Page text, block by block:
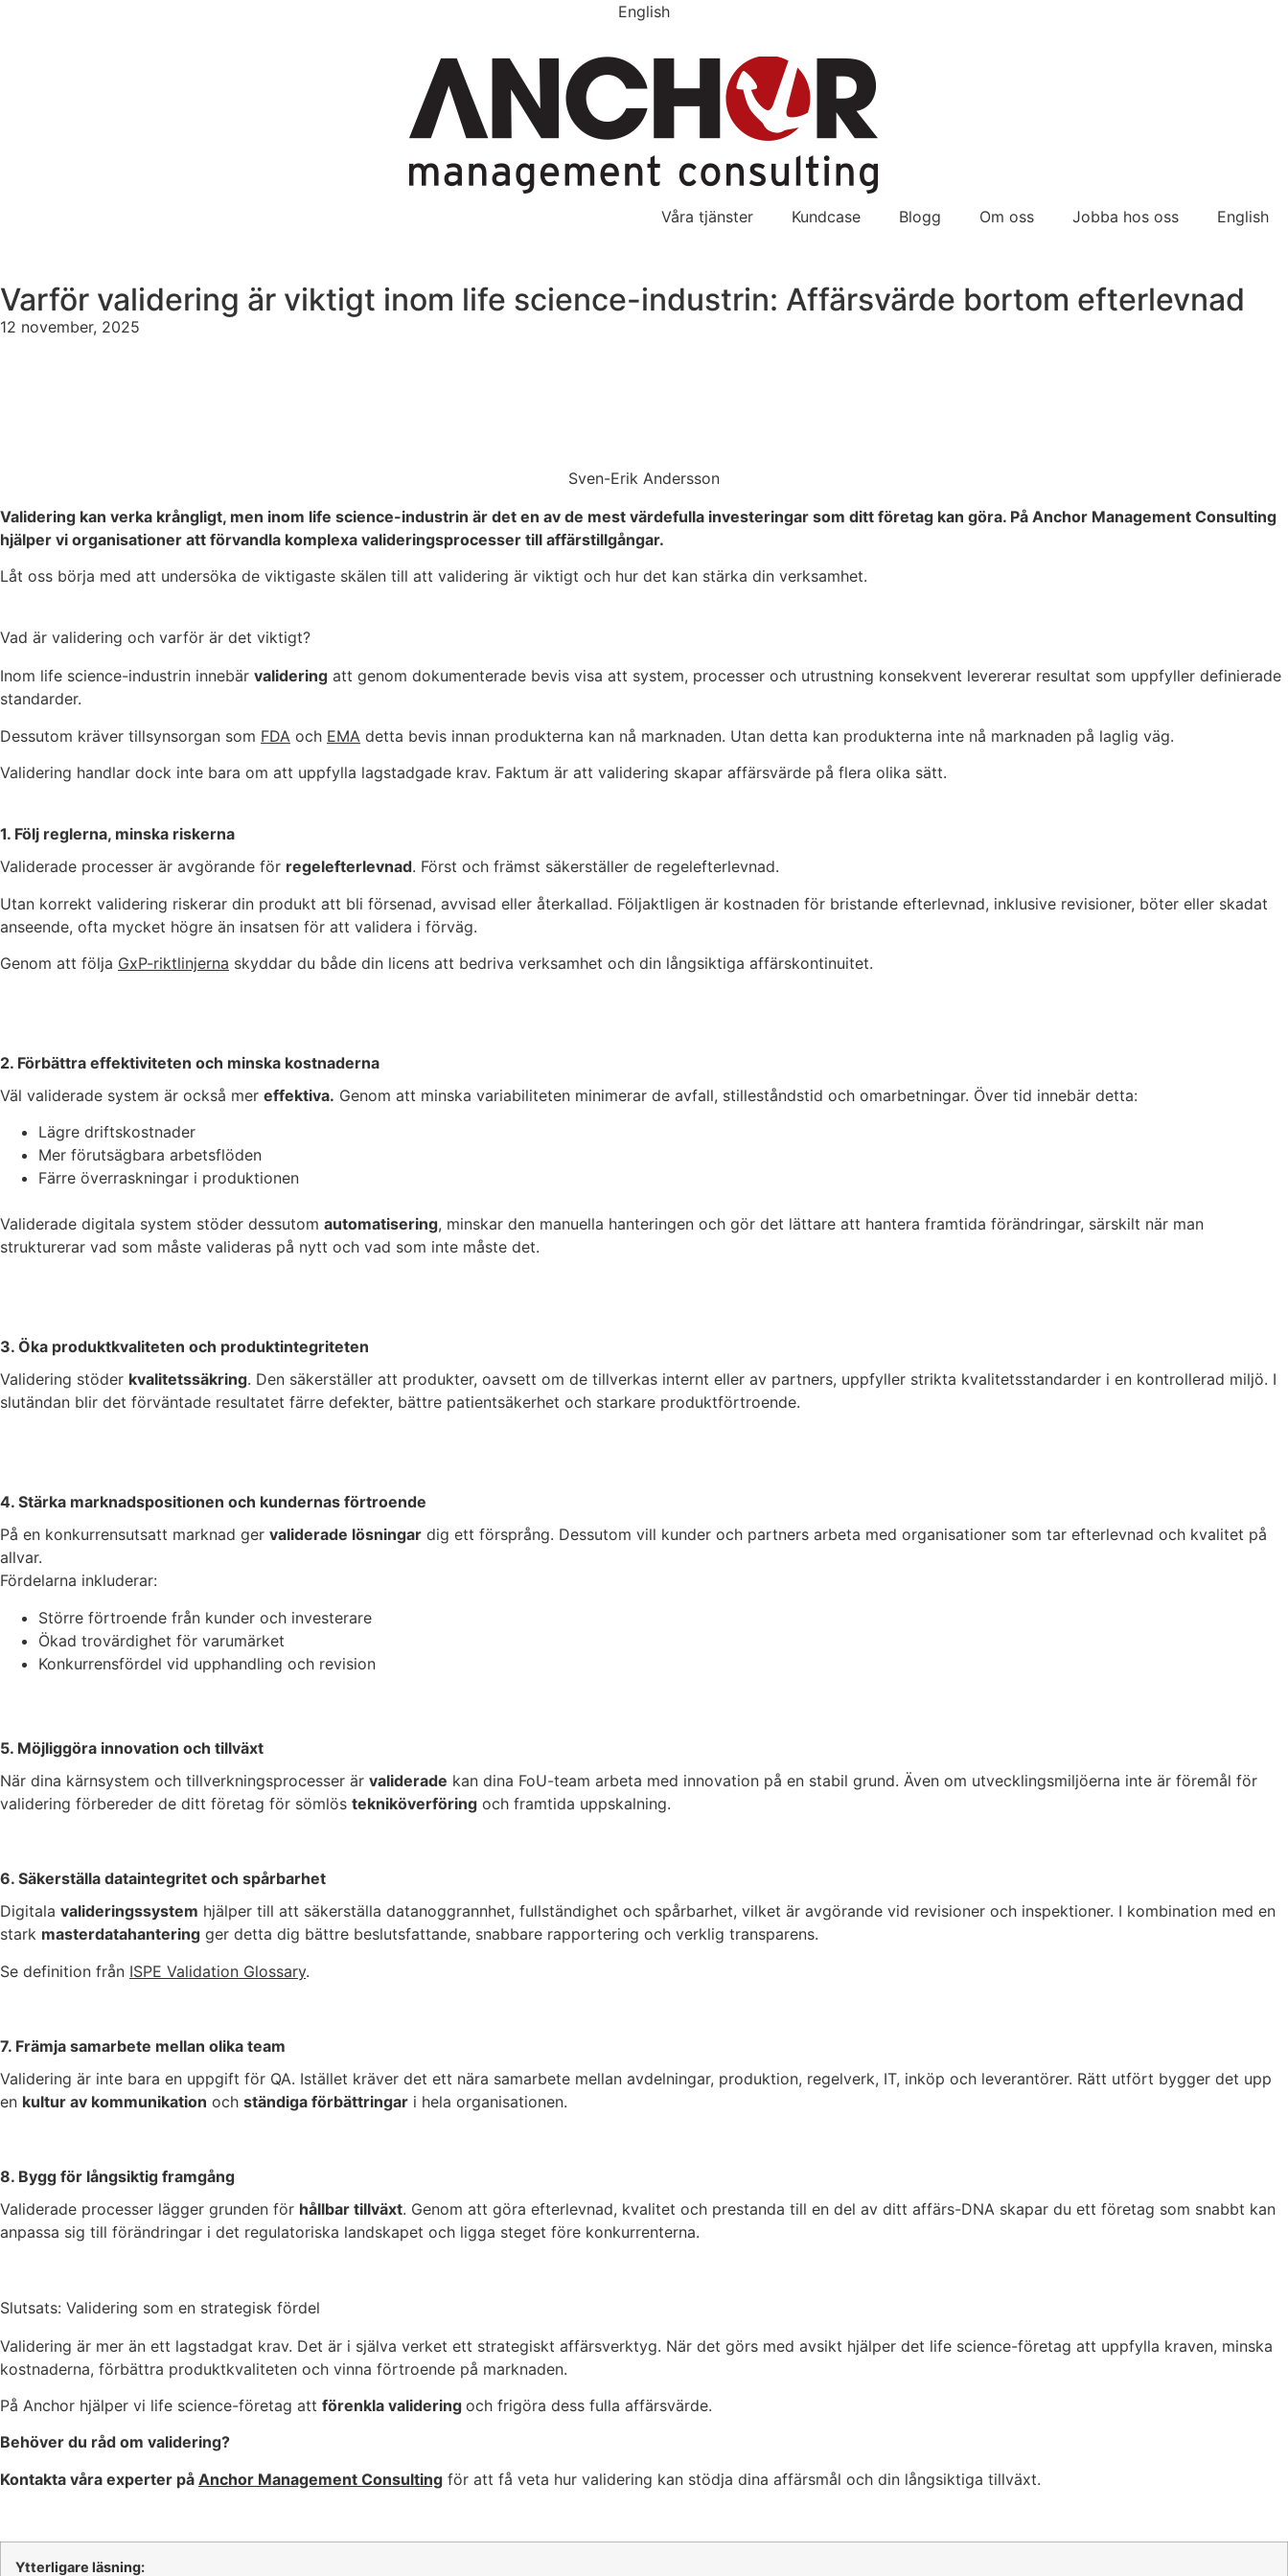
English
Våra tjänster Kundcase Blogg Om oss Jobba hos oss English
Varför validering är viktigt inom life science-industrin: Affärsvärde bortom efterlevnad
12 november, 2025
Sven-Erik Andersson
Validering kan verka krångligt, men inom life science-industrin är det en av de mest värdefulla investeringar som ditt företag kan göra. På Anchor Management Consulting
hjälper vi organisationer att förvandla komplexa valideringsprocesser till affärstillgångar.
Låt oss börja med att undersöka de viktigaste skälen till att validering är viktigt och hur det kan stärka din verksamhet.
Vad är validering och varför är det viktigt?
Inom life science-industrin innebär validering att genom dokumenterade bevis visa att system, processer och utrustning konsekvent levererar resultat som uppfyller definierade
standarder.
Dessutom kräver tillsynsorgan som FDA och EMA detta bevis innan produkterna kan nå marknaden. Utan detta kan produkterna inte nå marknaden på laglig väg.
Validering handlar dock inte bara om att uppfylla lagstadgade krav. Faktum är att validering skapar affärsvärde på flera olika sätt.
1. Följ reglerna, minska riskerna
Validerade processer är avgörande för regelefterlevnad. Först och främst säkerställer de regelefterlevnad.
Utan korrekt validering riskerar din produkt att bli försenad, avvisad eller återkallad. Följaktligen är kostnaden för bristande efterlevnad, inklusive revisioner, böter eller skadat
anseende, ofta mycket högre än insatsen för att validera i förväg.
Genom att följa GxP-riktlinjerna skyddar du både din licens att bedriva verksamhet och din långsiktiga affärskontinuitet.
2. Förbättra effektiviteten och minska kostnaderna
Väl validerade system är också mer effektiva. Genom att minska variabiliteten minimerar de avfall, stilleståndstid och omarbetningar. Över tid innebär detta:
Lägre driftskostnader
Mer förutsägbara arbetsflöden
Färre överraskningar i produktionen
Validerade digitala system stöder dessutom automatisering, minskar den manuella hanteringen och gör det lättare att hantera framtida förändringar, särskilt när man
strukturerar vad som måste valideras på nytt och vad som inte måste det.
3. Öka produktkvaliteten och produktintegriteten
Validering stöder kvalitetssäkring. Den säkerställer att produkter, oavsett om de tillverkas internt eller av partners, uppfyller strikta kvalitetsstandarder i en kontrollerad miljö. I
slutändan blir det förväntade resultatet färre defekter, bättre patientsäkerhet och starkare produktförtroende.
4. Stärka marknadspositionen och kundernas förtroende
På en konkurrensutsatt marknad ger validerade lösningar dig ett försprång. Dessutom vill kunder och partners arbeta med organisationer som tar efterlevnad och kvalitet på
allvar.
Fördelarna inkluderar:
Större förtroende från kunder och investerare
Ökad trovärdighet för varumärket
Konkurrensfördel vid upphandling och revision
5. Möjliggöra innovation och tillväxt
När dina kärnsystem och tillverkningsprocesser är validerade kan dina FoU-team arbeta med innovation på en stabil grund. Även om utvecklingsmiljöerna inte är föremål för
validering förbereder de ditt företag för sömlös tekniköverföring och framtida uppskalning.
6. Säkerställa dataintegritet och spårbarhet
Digitala valideringssystem hjälper till att säkerställa datanoggrannhet, fullständighet och spårbarhet, vilket är avgörande vid revisioner och inspektioner. I kombination med en
stark masterdatahantering ger detta dig bättre beslutsfattande, snabbare rapportering och verklig transparens.
Se definition från ISPE Validation Glossary.
7. Främja samarbete mellan olika team
Validering är inte bara en uppgift för QA. Istället kräver det ett nära samarbete mellan avdelningar, produktion, regelverk, IT, inköp och leverantörer. Rätt utfört bygger det upp
en kultur av kommunikation och ständiga förbättringar i hela organisationen.
8. Bygg för långsiktig framgång
Validerade processer lägger grunden för hållbar tillväxt. Genom att göra efterlevnad, kvalitet och prestanda till en del av ditt affärs-DNA skapar du ett företag som snabbt kan
anpassa sig till förändringar i det regulatoriska landskapet och ligga steget före konkurrenterna.
Slutsats: Validering som en strategisk fördel
Validering är mer än ett lagstadgat krav. Det är i själva verket ett strategiskt affärsverktyg. När det görs med avsikt hjälper det life science-företag att uppfylla kraven, minska
kostnaderna, förbättra produktkvaliteten och vinna förtroende på marknaden.
På Anchor hjälper vi life science-företag att förenkla validering och frigöra dess fulla affärsvärde.
Behöver du råd om validering?
Kontakta våra experter på Anchor Management Consulting för att få veta hur validering kan stödja dina affärsmål och din långsiktiga tillväxt.
Ytterligare läsning: